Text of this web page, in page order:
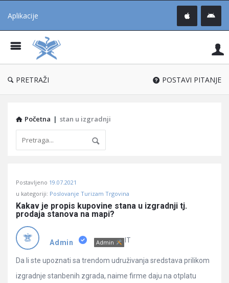
Aplikacije
®
PRETRAŽI POSTAVI PITANJE
Početna | stan u izgradnji
Učene
Latest
Pitanja
Postavljeno 19.07.2021
u kategoriji: Poslovanje Turizam Trgovina
Kakav je propis kupovine stana u izgradnji tj.
prodaja stanova na mapi?
Admin Admin IT
Da li ste upoznati sa trendom udruživanja sredstava prilikom
izgradnje stanbenih zgrada, naime firme daju na otplatu